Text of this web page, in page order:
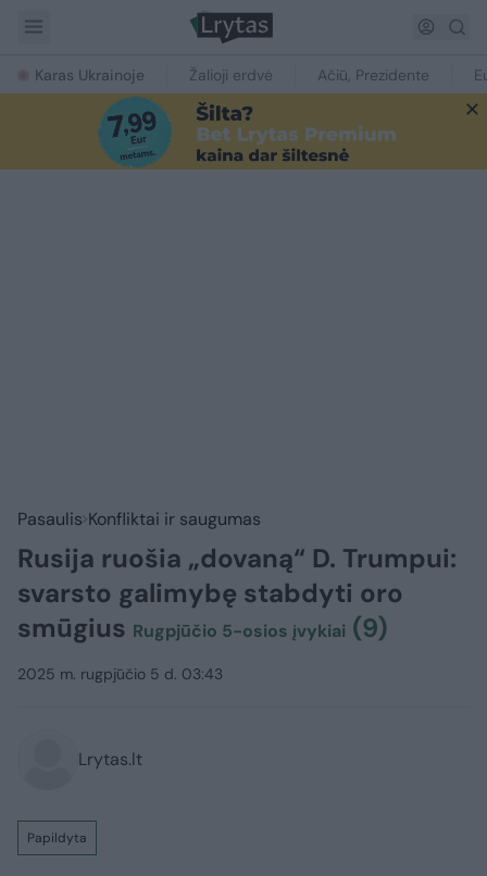
Karas Ukrainoje Žalioji erdvė Ačiū, Prezidente
Pasaulis Konfliktai ir saugumas
Rusija ruošia „dovaną“ D. Trumpui:
svarsto galimybę stabdyti oro
smūgius Rugpjūčio 5-osios įvykiai (9)
2025 m. rugpjūčio 5 d. 03:43
Lrytas.lt
Papildyta